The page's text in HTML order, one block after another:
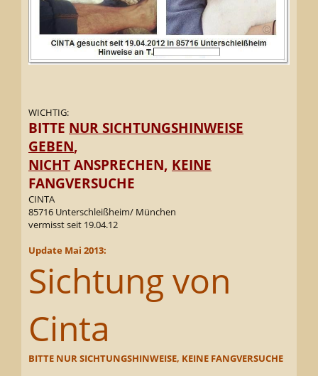
WICHTIG:
BITTE NUR SICHTUNGSHINWEISE
GEBEN,
NICHT ANSPRECHEN, KEINE
FANGVERSUCHE
CINTA
85716 Unterschleißheim/ München
vermisst seit 19.04.12
Update Mai 2013:
Sichtung von
Cinta
BITTE NUR SICHTUNGSHINWEISE, KEINE FANGVERSUCHE